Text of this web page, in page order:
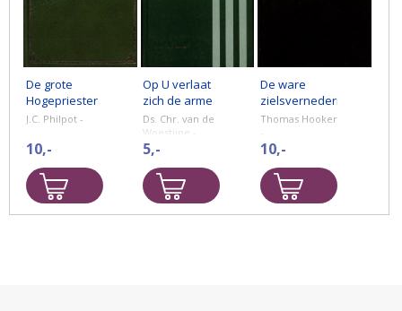
De grote
Hogepriester
over het huis
Jezus als de
grote Profeet
over het volk
Gods
J.C. Philpot -
10,-
Op U verlaat
zich de arme
Ds. Chr. van de
Woestijne -
5,-
De ware
zielsvernedering
en heilzame
Thomas Hooker
10,-